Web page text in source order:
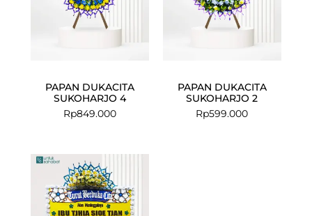
PAPAN DUKACITA
SUKOHARJO 4
Rp849.000
PAPAN DUKACITA
SUKOHARJO 2
Rp599.000
was:
Rp599.000.
is:
Rp575.000.